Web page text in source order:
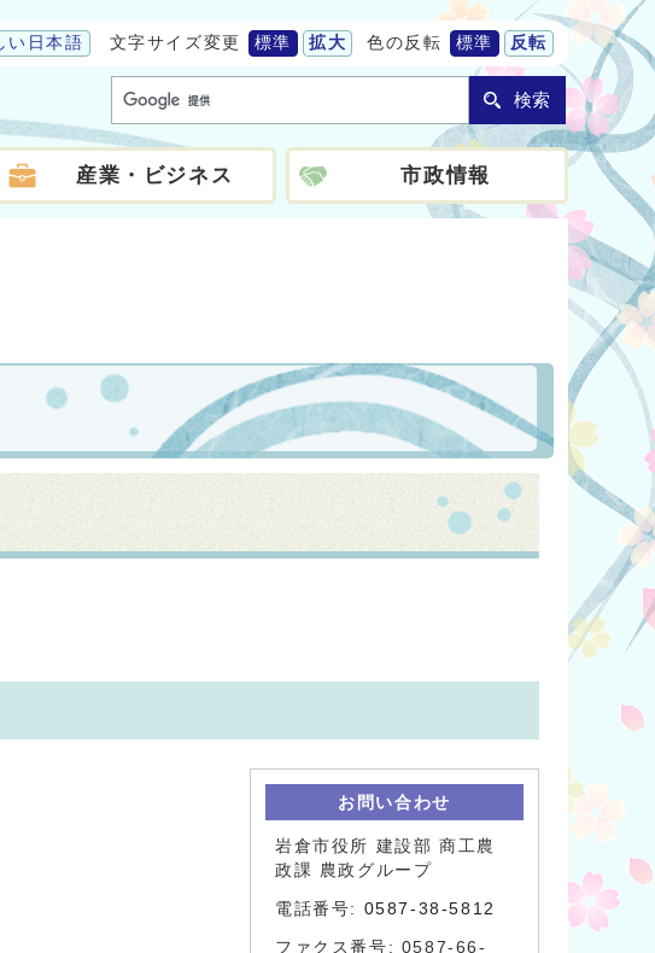
い日本語 文字サイズ変更 標準 拡大 色の反転 標準 反転
検索
産業・ビジネス 市政情報
お問い合わせ
岩倉市役所 建設部 商工農
政課 農政グループ
電話番号: 0587-38-5812
ファクス番号: 0587-66-